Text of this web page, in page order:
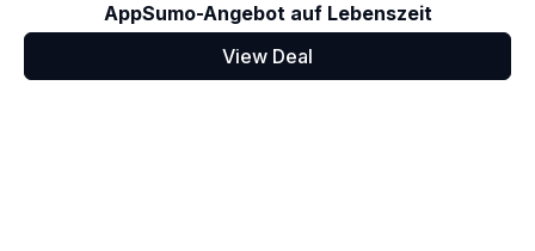
AppSumo-Angebot auf Lebenszeit
View Deal